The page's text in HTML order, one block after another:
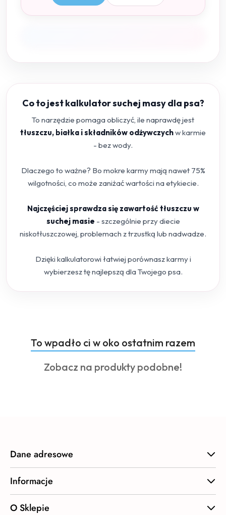
Co to jest kalkulator suchej masy dla psa?
To narzędzie pomaga obliczyć, ile naprawdę jest
tłuszczu, białka i składników odżywczychw karmie
- bez wody.
Dlaczego to ważne? Bo mokre karmy mają nawet 75%
wilgotności, co może zaniżać wartości na etykiecie.
Najczęściej sprawdza się zawartość tłuszczu w
suchej masie - szczególnie przy diecie
niskotłuszczowej, problemach z trzustką lub nadwadze.
Dzięki kalkulatorowi łatwiej porównasz karmy i
wybierzesz tę najlepszą dla Twojego psa.
Pomiń karuzelę produktów
Produkty
o
statusie:
To wpadło ci w oko ostatnim razem
Produkty
Zobacz na produkty podobne!
Dane adresowe
Informacje
O Sklepie